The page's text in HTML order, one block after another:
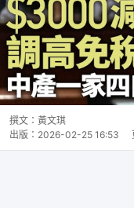
撰文： 黃文琪
出版： 2026-02-25 16:53